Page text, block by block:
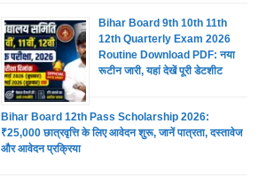
Bihar Board 9th 10th 11th
12th Quarterly Exam 2026
Routine Download PDF: नया
रूटीन जारी, यहां देखें पूरी डेटशीट
Bihar Board 12th Pass Scholarship 2026:
₹25,000 छात्रवृत्ति के लिए आवेदन शुरू, जानें पात्रता, दस्तावेज
और आवेदन प्रक्रिया